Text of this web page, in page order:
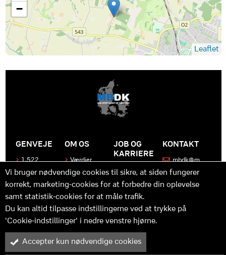
−
Leaflet
GENVEJE
1.522
Produkter
Kontakt
os
OM OS
Værdier
Historen
bag
MBDK
Hvad gør
os unikke
JOB OG
KARRIERE
Bliv en del
af MBDK
Vores
team
Praktik
udvikling
KONTAKT
mbdk@m
y™ er driftet af MBDK ApS – under MBDK Holding ApS. Tilmeldt
Vi bruger nødvendige cookies til sikre, at siden fungerer
korrekt, marketing-cookies for at forbedre din oplevelse
samt statistik-cookies for at måle trafik.
Du kan altid tilpasse indstillingerne ved at trykke på
'Cookie-indstillinger' i nedre venstre hjørne.
Accepter kun nødvendige cookies